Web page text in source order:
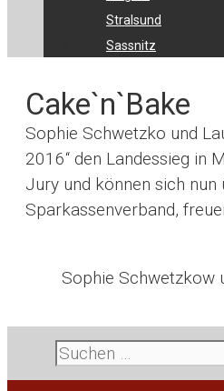
Stralsund
Sassnitz
Cake`n`Bake
Sophie Schwetzko und
2016“ den Landessieg in
Jury und können sich
Sparkassenverband,
Sophie Schwetzkow
Suche
nach: